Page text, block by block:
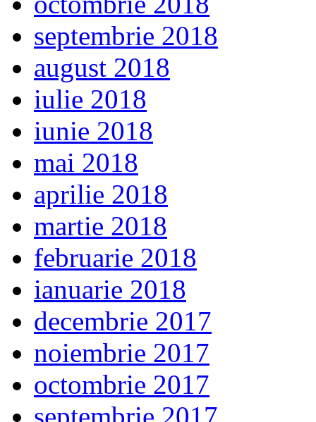
septembrie 2018
august 2018
iulie 2018
iunie 2018
mai 2018
aprilie 2018
martie 2018
februarie 2018
ianuarie 2018
decembrie 2017
noiembrie 2017
octombrie 2017